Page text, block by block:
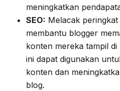
meningkatkan
SEO: Melacak
membantu blogger
konten mereka tampil
ini dapat digunakan
konten dan
blog.